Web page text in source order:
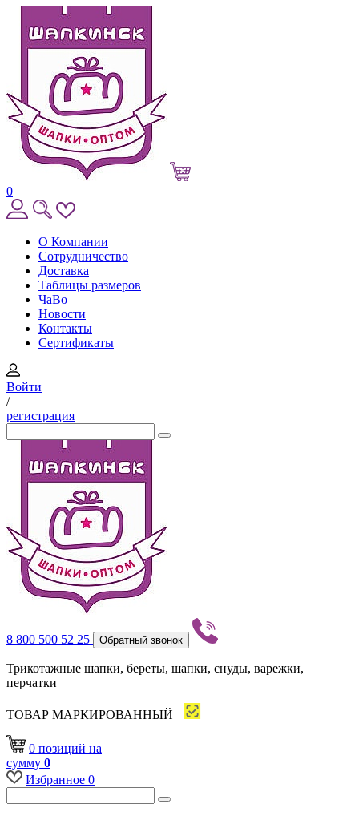
0
О Компании
Сотрудничество
Доставка
Таблицы размеров
ЧаВо
Новости
Контакты
Сертификаты
Войти
/
регистрация
8 800 500 52 25 Обратный звонок
Трикотажные шапки, береты, шапки, снуды, варежки,
перчатки
ТОВАР МАРКИРОВАННЫЙ
0 позиций на
сумму 0
Избранное 0